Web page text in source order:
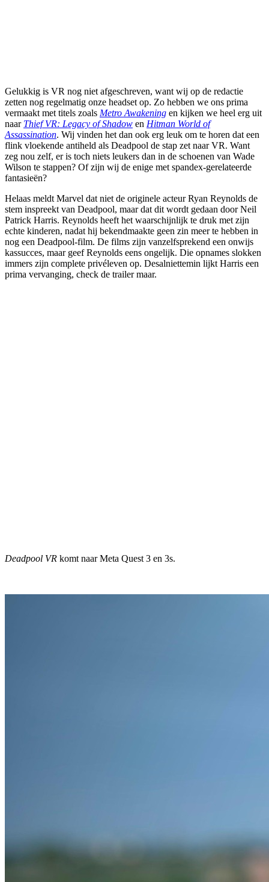
Gelukkig is VR nog niet afgeschreven, want wij op de redactie
zetten nog regelmatig onze headset op. Zo hebben we ons prima
vermaakt met titels zoals Metro Awakening en kijken we heel erg uit
naar Thief VR: Legacy of Shadow en Hitman World of
Assassination. Wij vinden het dan ook erg leuk om te horen dat een
flink vloekende antiheld als Deadpool de stap zet naar VR. Want
zeg nou zelf, er is toch niets leukers dan in de schoenen van Wade
Wilson te stappen? Of zijn wij de enige met spandex-gerelateerde
fantasieën?
Helaas meldt Marvel dat niet de originele acteur Ryan Reynolds de
stem inspreekt van Deadpool, maar dat dit wordt gedaan door Neil
Patrick Harris. Reynolds heeft het waarschijnlijk te druk met zijn
echte kinderen, nadat hij bekendmaakte geen zin meer te hebben in
nog een Deadpool-film. De films zijn vanzelfsprekend een onwijs
kassucces, maar geef Reynolds eens ongelijk. Die opnames slokken
immers zijn complete privéleven op. Desalniettemin lijkt Harris een
prima vervanging, check de trailer maar.
Deadpool VR komt naar Meta Quest 3 en 3s.